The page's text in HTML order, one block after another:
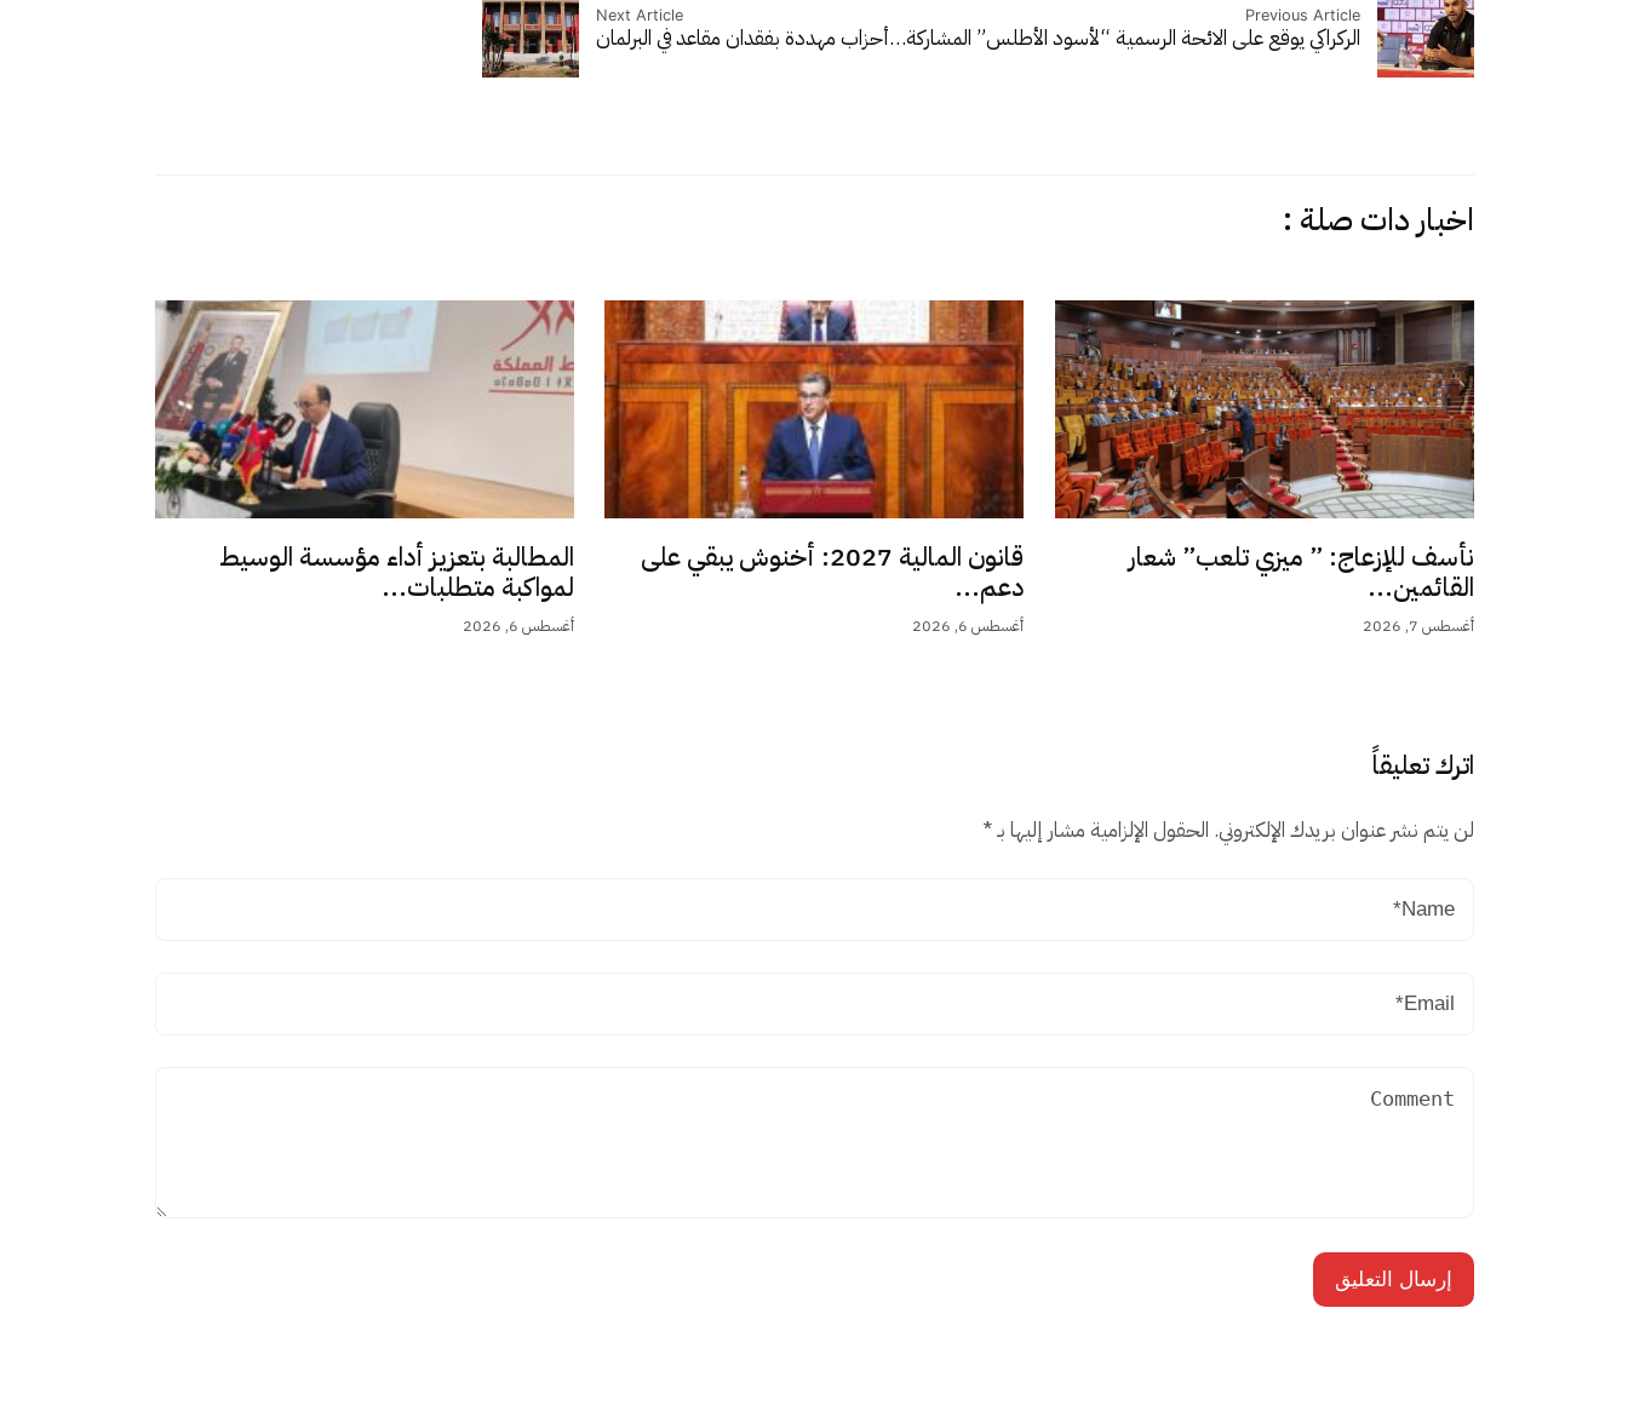
Previous Article
الركراكي يوقع على الائحة الرسمية “لأسود الأطلس” المشاركة…
Next Article
أحزاب مهددة بفقدان مقاعد في البرلمان
اخبار دات صلة :
نأسف للإزعاج: ” ميزي تلعب” شعار
القائمين...
أغسطس 7, 2026
قانون المالية 2027: أخنوش يبقي على
دعم...
أغسطس 6, 2026
المطالبة بتعزيز أداء مؤسسة الوسيط
لمواكبة متطلبات...
أغسطس 6, 2026
اترك تعليقاً
لن يتم نشر عنوان بريدك الإلكتروني. الحقول الإلزامية مشار إليها بـ*